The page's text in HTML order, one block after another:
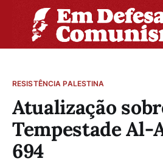
RESISTÊNCIA PALESTINA
Atualização
Tempestade Al-
694